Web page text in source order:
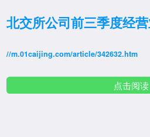
北交所公司前三季度经
//m.01caijing.com/article/342632.htm
点击阅读